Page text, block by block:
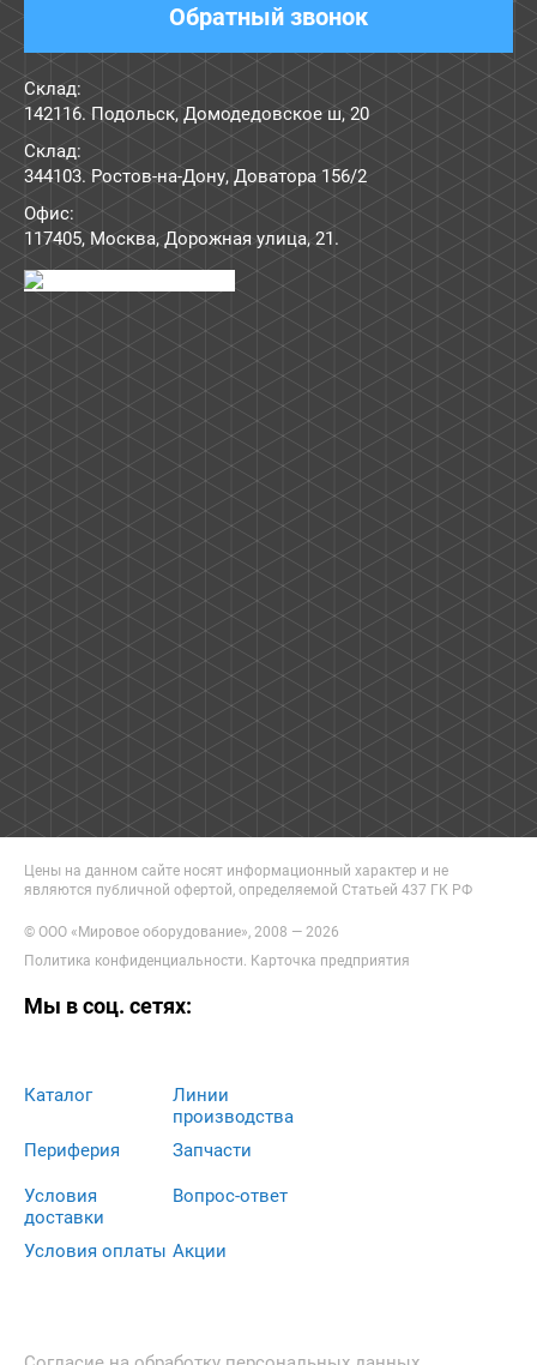
Обратный звонок
Склад:
142116. Подольск, Домодедовское ш, 20
Склад:
344103. Ростов-на-Дону, Доватора 156/2
Офис:
117405, Москва, Дорожная улица, 21.
Цены на данном сайте носят информационный характер и не
являются публичной офертой, определяемой Статьей 437 ГК РФ
© ООО «Мировое оборудование», 2008 — 2026
Политика конфиденциальности Карточка предприятия
Мы в соц. сетях:
Каталог
Периферия
Линии
производства
Запчасти
Условия
доставки
Условия оплаты
Вопрос-ответ
Акции